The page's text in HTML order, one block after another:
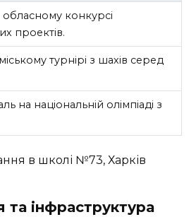
конкурсі
проектів.
турнірі з шахів серед
на національній олімпіаді з
та інфраструктура